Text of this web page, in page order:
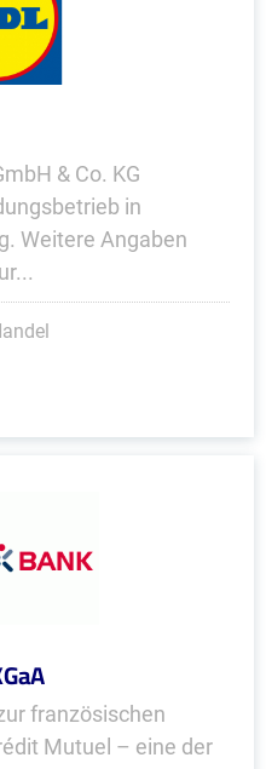
& Co. KG
in
Weitere Angaben
französischen
Mutuel – eine der